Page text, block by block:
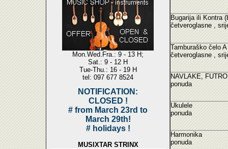
Mon.Wed.Fra.: 9 - 13 H;
Sat.: 9 - 12 H
Tue-Thu.: 16 - 19 H
tel: 097 677 8524
NOTIFICATION:
CLOSED !
# from March 23rd to
March 29th!
# holidays !
MUSIXTAR STRINX
Bugarija ili Kontra
četveroglasne ,
Tamburaško čelo
četveroglasne ,
NAVLAKE,
ponuda
Ukulele
ponuda
Harmonika
ponuda